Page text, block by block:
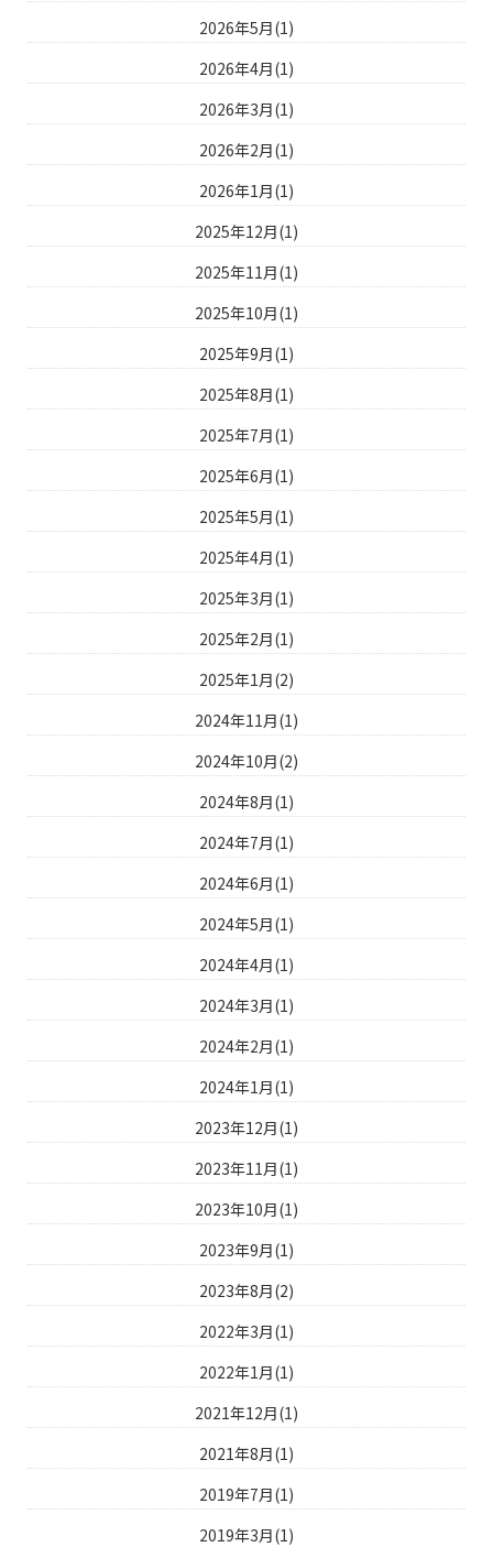
2026年5月(1)
2026年4月(1)
2026年3月(1)
2026年2月(1)
2026年1月(1)
2025年12月(1)
2025年11月(1)
2025年10月(1)
2025年9月(1)
2025年8月(1)
2025年7月(1)
2025年6月(1)
2025年5月(1)
2025年4月(1)
2025年3月(1)
2025年2月(1)
2025年1月(2)
2024年11月(1)
2024年10月(2)
2024年8月(1)
2024年7月(1)
2024年6月(1)
2024年5月(1)
2024年4月(1)
2024年3月(1)
2024年2月(1)
2024年1月(1)
2023年12月(1)
2023年11月(1)
2023年10月(1)
2023年9月(1)
2023年8月(2)
2022年3月(1)
2022年1月(1)
2021年12月(1)
2021年8月(1)
2019年7月(1)
2019年3月(1)